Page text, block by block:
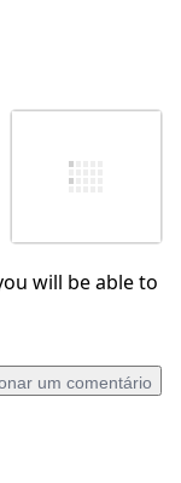
will be able to
um comentário